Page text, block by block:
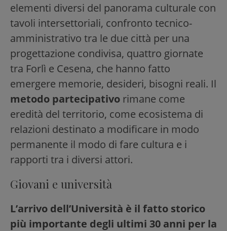
elementi diversi del panorama culturale con
tavoli intersettoriali, confronto tecnico-
amministrativo tra le due città per una
progettazione condivisa, quattro giornate
tra Forlì e Cesena, che hanno fatto
emergere memorie, desideri, bisogni reali. Il
metodo partecipativo rimane come
eredità del territorio, come ecosistema di
relazioni destinato a modificare in modo
permanente il modo di fare cultura e i
rapporti tra i diversi attori.
Giovani e università
L’arrivo dell’Università è il fatto storico
più importante degli ultimi 30 anni per la